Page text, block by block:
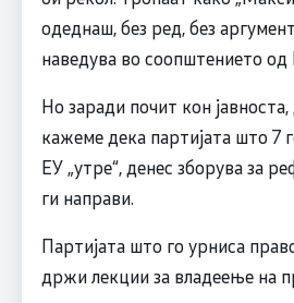
одеднаш, без ред, без
наведува во соопштението
Но заради почит кон
кажеме дека партијата што 7
ЕУ „утре“, денес зборува за
ги направи.
Партијата што го урниса
држи лекции за владеење на